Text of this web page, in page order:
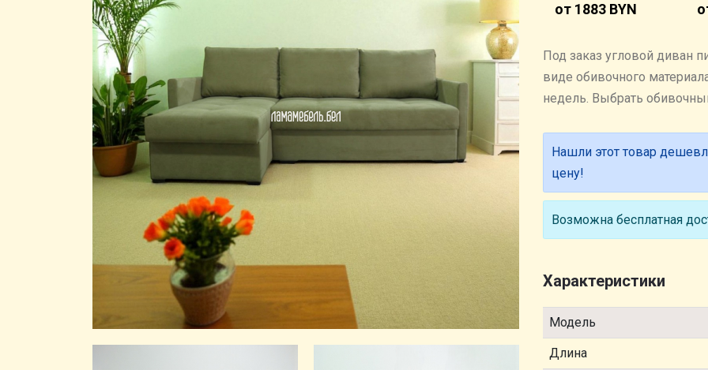
от 1883 BYN
Под заказ угловой диван
виде обивочного
недель. Выбрать
Нашли этот товар
цену!
Возможна бесплатная
Характеристики
Модель
Длина